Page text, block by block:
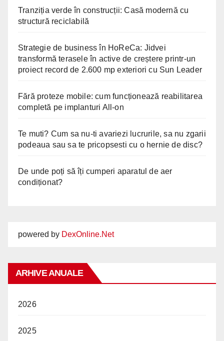
Tranziția verde în construcții: Casă modernă cu
structură reciclabilă
Strategie de business în HoReCa: Jidvei
transformă terasele în active de creștere printr-un
proiect record de 2.600 mp exteriori cu Sun Leader
Fără proteze mobile: cum funcționează reabilitarea
completă pe implanturi All-on
Te muti? Cum sa nu-ti avariezi lucrurile, sa nu zgarii
podeaua sau sa te pricopsesti cu o hernie de disc?
De unde poți să îți cumperi aparatul de aer
condiționat?
powered by DexOnline.Net
ARHIVE ANUALE
2026
2025